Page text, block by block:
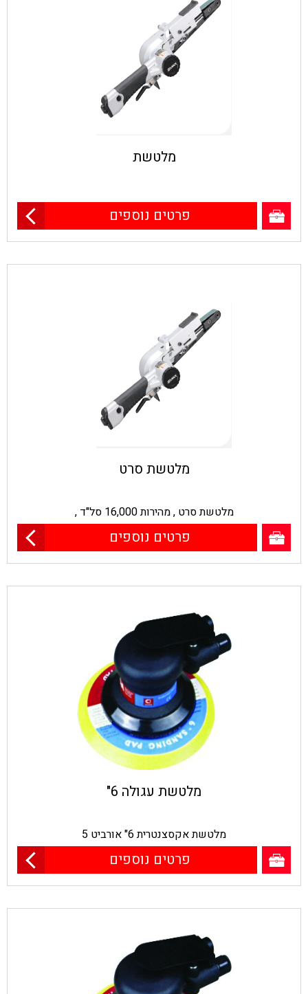
מלטשת
פרטים נוספים
מלטשת סרט
מלטשת סרט , מהירות 16,000 סל"ד ,
פרטים נוספים
מלטשת עגולה 6"
מלטשת אקסצנטרית 6" אורביט 5
פרטים נוספים